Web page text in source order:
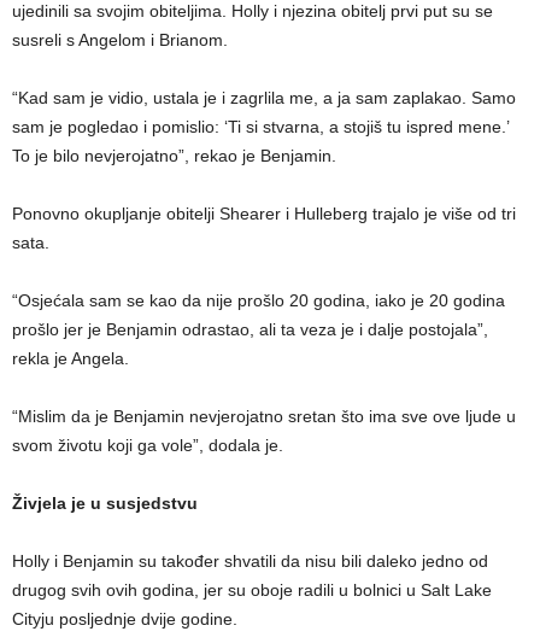
ujedinili sa svojim obiteljima. Holly i njezina obitelj prvi put su se
susreli s Angelom i Brianom.
“Kad sam je vidio, ustala je i zagrlila me, a ja sam zaplakao. Samo
sam je pogledao i pomislio: ‘Ti si stvarna, a stojiš tu ispred mene.’
To je bilo nevjerojatno”, rekao je Benjamin.
Ponovno okupljanje obitelji Shearer i Hulleberg trajalo je više od tri
sata.
“Osjećala sam se kao da nije prošlo 20 godina, iako je 20 godina
prošlo jer je Benjamin odrastao, ali ta veza je i dalje postojala”,
rekla je Angela.
“Mislim da je Benjamin nevjerojatno sretan što ima sve ove ljude u
svom životu koji ga vole”, dodala je.
Živjela je u susjedstvu
Holly i Benjamin su također shvatili da nisu bili daleko jedno od
drugog svih ovih godina, jer su oboje radili u bolnici u Salt Lake
Cityju posljednje dvije godine.